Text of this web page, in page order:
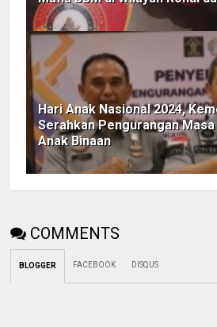
Hari Anak Nasional 2024,
Serahkan Pengurangan
Anak Binaan
COMMENTS
BLOGGER FACEBOOK DISQUS